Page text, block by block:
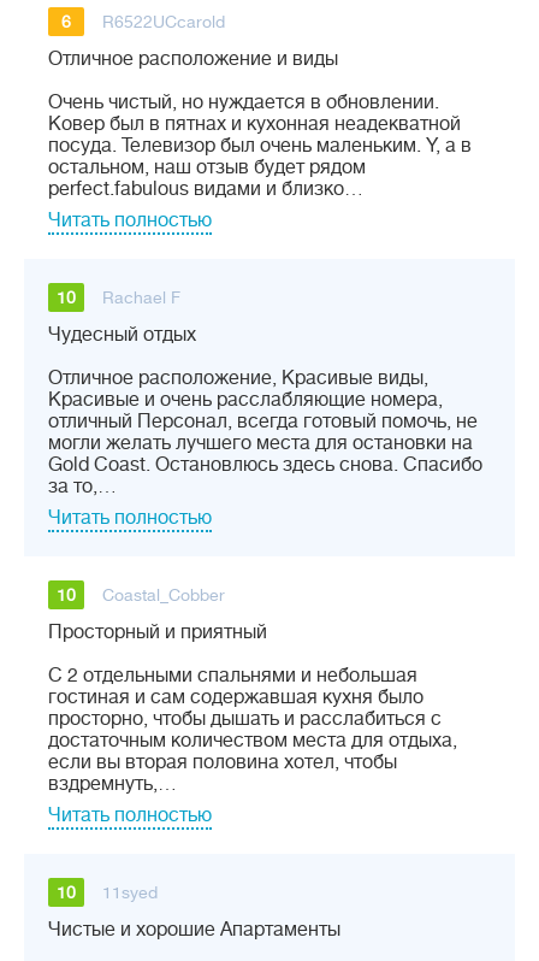
6 R6522UCcarold
Отличное расположение и виды
Очень чистый, но нуждается в обновлении.
Ковер был в пятнах и кухонная неадекватной
посуда. Телевизор был очень маленьким. Y, а в
остальном, наш отзыв будет рядом
perfect.fabulous видами и близко…
Читать полностью
10 Rachael F
Чудесный отдых
Отличное расположение, Красивые виды,
Красивые и очень расслабляющие номера,
отличный Персонал, всегда готовый помочь, не
могли желать лучшего места для остановки на
Gold Coast. Остановлюсь здесь снова. Спасибо
за то,…
Читать полностью
10 Coastal_Cobber
Просторный и приятный
С 2 отдельными спальнями и небольшая
гостиная и сам содержавшая кухня было
просторно, чтобы дышать и расслабиться с
достаточным количеством места для отдыха,
если вы вторая половина хотел, чтобы
вздремнуть,…
Читать полностью
10 11syed
Чистые и хорошие Апартаменты